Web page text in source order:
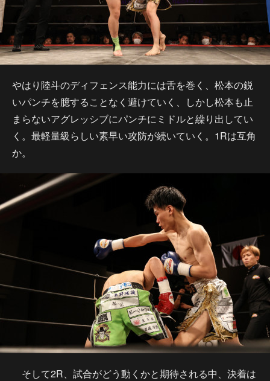
やはり陸斗のディフェンス能力には舌を巻く、松本の鋭
いパンチを臆することなく避けていく、しかし松本も止
まらないアグレッシブにパンチにミドルと繰り出してい
く。最軽量級らしい素早い攻防が続いていく。1Rは互角
か。
そして2R、試合がどう動くかと期待される中、決着は